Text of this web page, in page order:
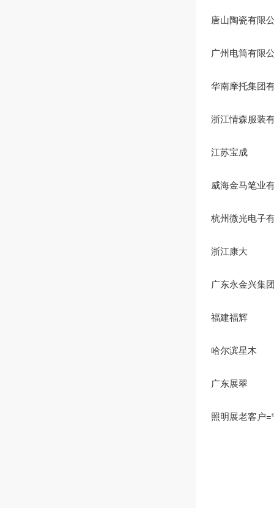
唐山陶瓷有限
广州电筒有
华南摩托集团
浙江情森服装
江苏宝成 厦
威海金马笔业
杭州微光电子
浙江康大
广东永金兴集
福建福辉
哈尔滨星
广东展翠 广
照明展老客户